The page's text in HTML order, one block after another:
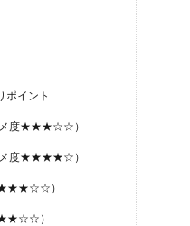
ポイント
メ度★★★☆☆）
メ度★★★★☆）
★★★☆☆）
）